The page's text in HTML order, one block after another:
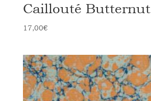
Caillouté Butternut
17,00€